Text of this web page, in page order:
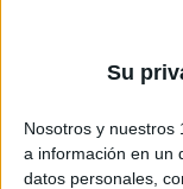
Su
Nosotros y nuestros
a información en un
datos personales,
Avda.